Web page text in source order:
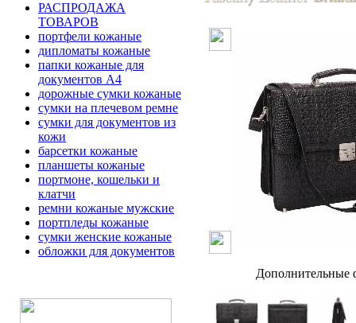
РАСПРОДАЖА
ТОВАРОВ
портфели кожаные
дипломаты кожаные
папки кожаные для
документов А4
дорожные сумки кожаные
сумки на плечевом ремне
сумки для документов из
кожи
барсетки кожаные
планшеты кожаные
портмоне, кошельки и
клатчи
ремни кожаные мужские
портпледы кожаные
сумки женские кожаные
обложки для документов
Дополнительные